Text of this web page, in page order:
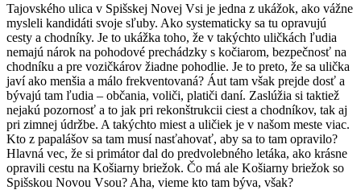
Tajovského ulica v Spišskej Novej Vsi je jedna z ukážok, ako vážne
mysleli kandidáti svoje sľuby. Ako systematicky sa tu opravujú
cesty a chodníky. Je to ukážka toho, že v takýchto uličkách ľudia
nemajú nárok na pohodové prechádzky s kočiarom, bezpečnosť na
chodníku a pre vozičkárov žiadne pohodlie. Je to preto, že sa ulička
javí ako menšia a málo frekventovaná? Áut tam však prejde dosť a
bývajú tam ľudia – občania, voliči, platiči daní. Zaslúžia si taktiež
nejakú pozornosť a to jak pri rekonštrukcii ciest a chodníkov, tak aj
pri zimnej údržbe. A takýchto miest a uličiek je v našom meste viac.
Kto z papalášov sa tam musí nasťahovať, aby sa to tam opravilo?
Hlavná vec, že si primátor dal do predvolebného letáka, ako krásne
opravili cestu na Košiarny briežok. Čo má ale Košiarny briežok so
Spišskou Novou Vsou? Aha, vieme kto tam býva, však?